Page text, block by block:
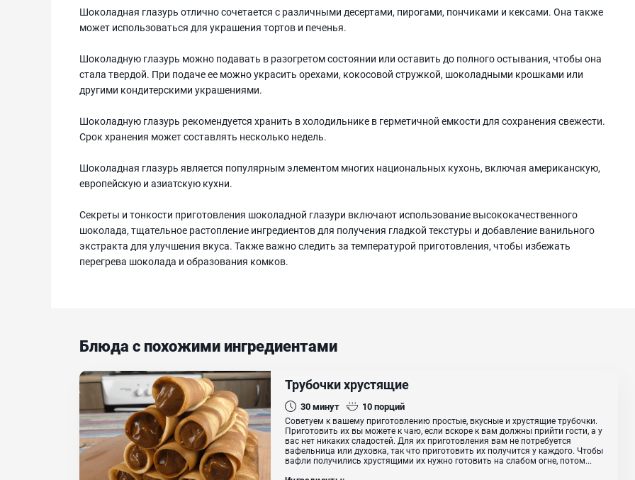
Шоколадная глазурь отлично сочетается с различными десертами, пирогами, пончиками и кексами. Она также
может использоваться для украшения тортов и печенья.
Шоколадную глазурь можно подавать в разогретом состоянии или оставить до полного остывания, чтобы она
стала твердой. При подаче ее можно украсить орехами, кокосовой стружкой, шоколадными крошками или
другими кондитерскими украшениями.
Шоколадную глазурь рекомендуется хранить в холодильнике в герметичной емкости для сохранения свежести.
Срок хранения может составлять несколько недель.
Шоколадная глазурь является популярным элементом многих национальных кухонь, включая американскую,
европейскую и азиатскую кухни.
Секреты и тонкости приготовления шоколадной глазури включают использование высококачественного
шоколада, тщательное растопление ингредиентов для получения гладкой текстуры и добавление ванильного
экстракта для улучшения вкуса. Также важно следить за температурой приготовления, чтобы избежать
перегрева шоколада и образования комков.
Блюда с похожими ингредиентами
Трубочки хрустящие
30минут 10порций
Советуем к вашему приготовлению простые, вкусные и хрустящие трубочки.
Приготовить их вы можете к чаю, если вскоре к вам должны прийти гости, а у
вас нет никаких сладостей. Для их приготовления вам не потребуется
вафельница или духовка, так что приготовить их получится у каждого. Чтобы
вафли получились хрустящими их нужно готовить на слабом огне, потом...